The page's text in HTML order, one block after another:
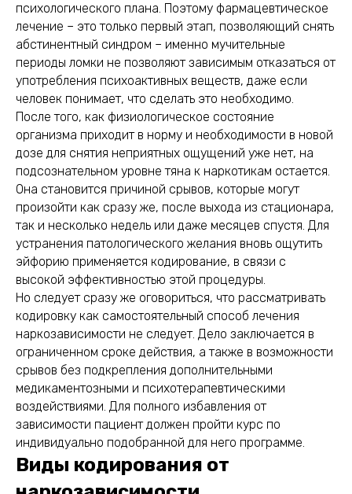
психологического плана. Поэтому фармацевтическое
лечение – это только первый этап, позволяющий снять
абстинентный синдром – именно мучительные
периоды ломки не позволяют зависимым отказаться от
употребления психоактивных веществ, даже если
человек понимает, что сделать это необходимо.
После того, как физиологическое состояние
организма приходит в норму и необходимости в новой
дозе для снятия неприятных ощущений уже нет, на
подсознательном уровне тяна к наркотикам остается.
Она становится причиной срывов, которые могут
произойти как сразу же, после выхода из стационара,
так и несколько недель или даже месяцев спустя. Для
устранения патологического желания вновь ощутить
эйфорию применяется кодирование, в связи с
высокой эффективностью этой процедуры.
Но следует сразу же оговориться, что рассматривать
кодировку как самостоятельный способ лечения
наркозависимости не следует. Дело заключается в
ограниченном сроке действия, а также в возможности
срывов без подкрепления дополнительными
медикаментозными и психотерапевтическими
воздействиями. Для полного избавления от
зависимости пациент должен пройти курс по
индивидуально подобранной для него программе.
Виды кодирования от